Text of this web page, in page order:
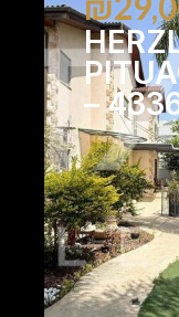
–
4